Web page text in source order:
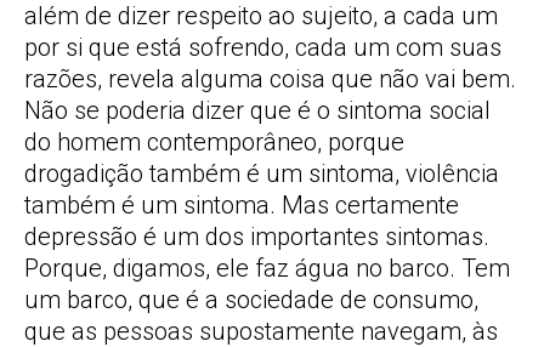
além de dizer respeito ao sujeito, a cada um
por si que está sofrendo, cada um com suas
razões, revela alguma coisa que não vai bem.
Não se poderia dizer que é o sintoma social
do homem contemporâneo, porque
drogadição também é um sintoma, violência
também é um sintoma. Mas certamente
depressão é um dos importantes sintomas.
Porque, digamos, ele faz água no barco. Tem
um barco, que é a sociedade de consumo,
que as pessoas supostamente navegam, às